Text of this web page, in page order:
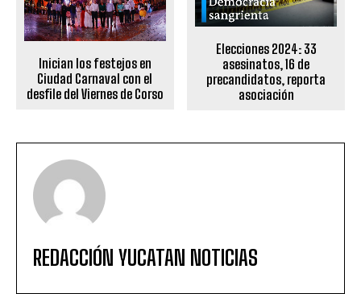
Inician los festejos en
Ciudad Carnaval con el
desfile del Viernes de Corso
Elecciones 2024: 33
asesinatos, 16 de
precandidatos, reporta
asociación
REDACCIÓN YUCATAN NOTICIAS